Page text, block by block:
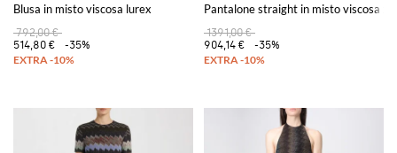
Blusa in misto viscosa lurex
792,00 €
514,80 €
-35%
Pantalone straight in misto viscosa
1391,00 €
904,14 €
-35%